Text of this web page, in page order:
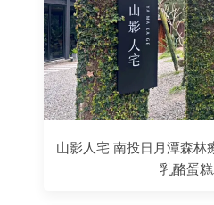
山影人宅 南投日月潭森林
乳酪蛋